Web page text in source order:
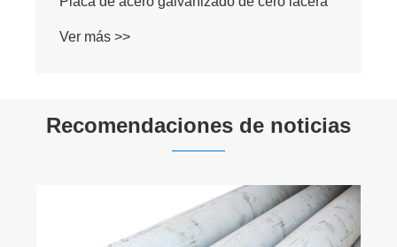
Ver más >>
Recomendaciones de noticias